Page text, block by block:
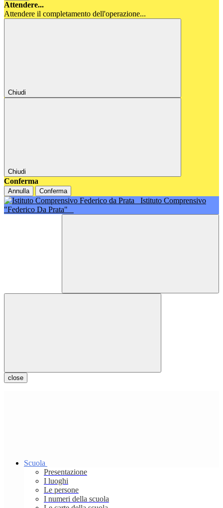
Attendere...
Attendere il completamento dell'operazione...
Chiudi
Chiudi
Conferma
Annulla Conferma
Istituto Comprensivo
"Federico Da Prata"
close
Scuola
Presentazione
I luoghi
Le persone
I numeri della scuola